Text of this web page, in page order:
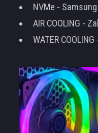
NVMe -
AIR COOLING -
WATER